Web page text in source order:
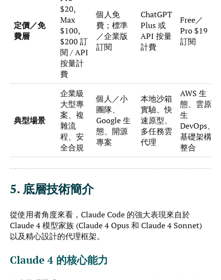
定價／免
費層
$20,
Max
$100,
$200 訂
閱 / API
按量計
費
個人免
費；標準
／企業版
訂閱
ChatGPT
Plus 或
API 按量
計費
Free／
Pro $19
訂閱
典型場景
企業級
大型專
案、複
雜流
程、安
全合規
個人／小
團隊、
Google 生
態、開源
專案
本地沙箱
實驗、快
速原型、
多任務雲
代理
AWS 生
態、雲原
生
DevOps、
基礎架構
整合
5. 底層技術簡介
從使用者角度來看，Claude Code 的強大表現來自於
Claude 4 模型家族 (Claude 4 Opus 和 Claude 4 Sonnet)
以及精心設計的代理框架。
Claude 4 的核心能力